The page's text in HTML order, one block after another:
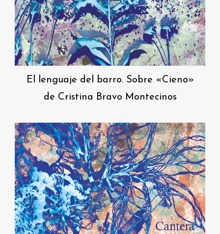
El lenguaje del barro. Sobre «Cieno»
de Cristina Bravo Montecinos